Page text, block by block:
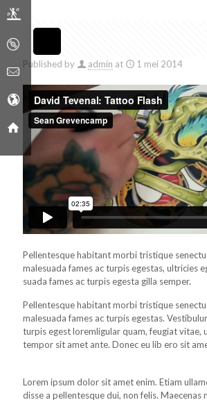
Published by admin at 1 mei 2014
Pellentesque habitant morbi tristique
malesuada fames ac turpis egestas, ultricies
suada fames ac turpis egesta gilla semper.
Pellentesque habitant morbi tristique
malesuada fames ac turpis egestas.
turpis egest loremligular quam, feugiat vitae,
tempor sit amet ante. Donec eu lib ero sit
Lorem ipsum dolor sit amet enim. Etiam
disse a pellentesque dui, non felis. Maecenas